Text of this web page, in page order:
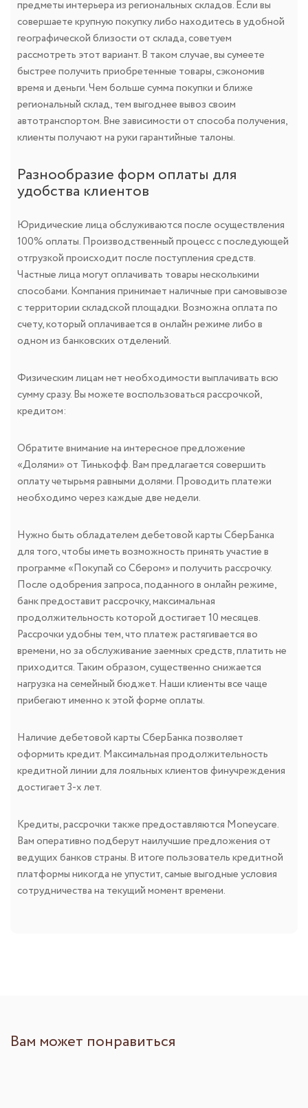
предметы интерьера из региональных складов. Если вы
совершаете крупную покупку либо находитесь в удобной
географической близости от склада, советуем
рассмотреть этот вариант. В таком случае, вы сумеете
быстрее получить приобретенные товары, сэкономив
время и деньги. Чем больше сумма покупки и ближе
региональный склад, тем выгоднее вывоз своим
автотранспортом. Вне зависимости от способа получения,
клиенты получают на руки гарантийные талоны.
Разнообразие форм оплаты для
удобства клиентов
Юридические лица обслуживаются после осуществления
100% оплаты. Производственный процесс с последующей
отгрузкой происходит после поступления средств.
Частные лица могут оплачивать товары несколькими
способами. Компания принимает наличные при самовывозе
с территории складской площадки. Возможна оплата по
счету, который оплачивается в онлайн режиме либо в
одном из банковских отделений.
Физическим лицам нет необходимости выплачивать всю
сумму сразу. Вы можете воспользоваться рассрочкой,
кредитом:
Обратите внимание на интересное предложение
«Долями» от Тинькофф. Вам предлагается совершить
оплату четырьмя равными долями. Проводить платежи
необходимо через каждые две недели.
Нужно быть обладателем дебетовой карты СберБанка
для того, чтобы иметь возможность принять участие в
программе «Покупай со Сбером» и получить рассрочку.
После одобрения запроса, поданного в онлайн режиме,
банк предоставит рассрочку, максимальная
продолжительность которой достигает 10 месяцев.
Рассрочки удобны тем, что платеж растягивается во
времени, но за обслуживание заемных средств, платить не
приходится. Таким образом, существенно снижается
нагрузка на семейный бюджет. Наши клиенты все чаще
прибегают именно к этой форме оплаты.
Наличие дебетовой карты СберБанка позволяет
оформить кредит. Максимальная продолжительность
кредитной линии для лояльных клиентов финучреждения
достигает 3-х лет.
Кредиты, рассрочки также предоставляются Moneycare.
Вам оперативно подберут наилучшие предложения от
ведущих банков страны. В итоге пользователь кредитной
платформы никогда не упустит, самые выгодные условия
сотрудничества на текущий момент времени.
Вам может понравиться